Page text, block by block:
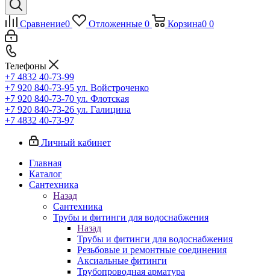
Сравнение0 Отложенные 0 Корзина0 0
Телефоны
+7 4832 40-73-99
+7 920 840-73-95 ул. Войстроченко
+7 920 840-73-70 ул. Флотская
+7 920 840-73-26 ул. Галицина
+7 4832 40-73-97
Личный кабинет
Главная
Каталог
Сантехника
Назад
Сантехника
Трубы и фитинги для водоснабжения
Назад
Трубы и фитинги для водоснабжения
Резьбовые и ремонтные соединения
Аксиальные фитинги
Трубопроводная арматура